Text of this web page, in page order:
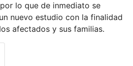
lo que de inmediato se
nuevo estudio con la finalidad
afectados y sus familias.